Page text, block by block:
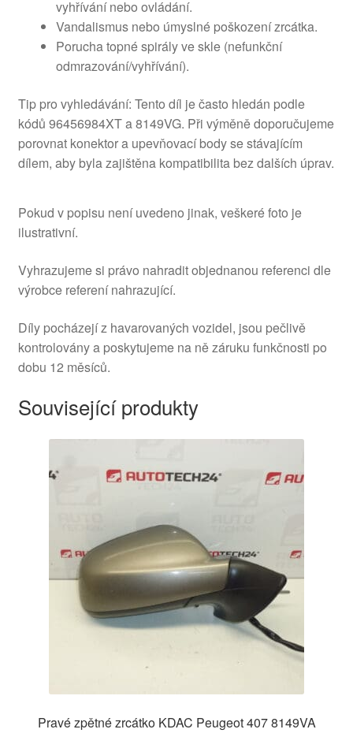
vyhřívání nebo ovládání.
Vandalismus nebo úmyslné poškození zrcátka.
Porucha topné spirály ve skle (nefunkční
odmrazování/vyhřívání).
Tip pro vyhledávání: Tento díl je často hledán podle
kódů 96456984XT a 8149VG. Při výměně doporučujeme
porovnat konektor a upevňovací body se stávajícím
dílem, aby byla zajištěna kompatibilita bez dalších úprav.
Pokud v popisu není uvedeno jinak, veškeré foto je
ilustrativní.
Vyhrazujeme si právo nahradit objednanou referenci dle
výrobce referení nahrazující.
Díly pocházejí z havarovaných vozidel, jsou pečlivě
kontrolovány a poskytujeme na ně záruku funkčnosti po
dobu 12 měsíců.
Související produkty
Pravé zpětné zrcátko KDAC Peugeot 407 8149VA